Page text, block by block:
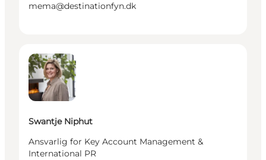
mema@destinationfyn.dk
Swantje Niphut
Ansvarlig for Key Account Management &
International PR